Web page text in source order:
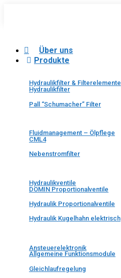
Über uns
Produkte
Hydraulikfilter & Filterelemente
Hydraulikfilter
Pall “Schumacher” Filter
Fluidmanagement – Ölpflege
CML4
Nebenstromfilter
Hydraulikventile
DOMIN Proportionalventile
Hydraulik Proportionalventile
Hydraulik Kugelhahn elektrisch
Ansteuerelektronik
Allgemeine Funktionsmodule
Gleichlaufregelung